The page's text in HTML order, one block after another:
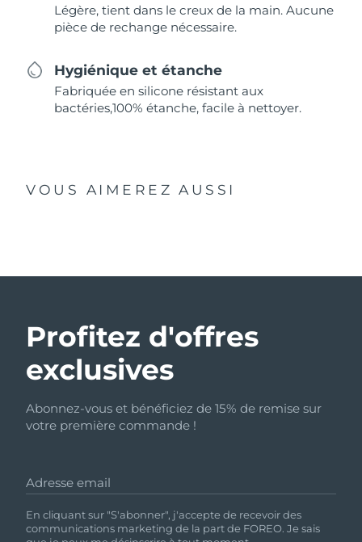
Légère, tient dans le creux de la main. Aucune
pièce de rechange nécessaire.
Hygiénique et étanche
Fabriquée en silicone résistant aux
bactéries,100% étanche, facile à nettoyer.
VOUS AIMEREZ AUSSI
Profitez d'offres
exclusives
Abonnez-vous et bénéficiez de 15% de remise sur
votre première commande !
Adresse email
En cliquant sur "S'abonner", j'accepte de recevoir des
communications marketing de la part de FOREO. Je sais